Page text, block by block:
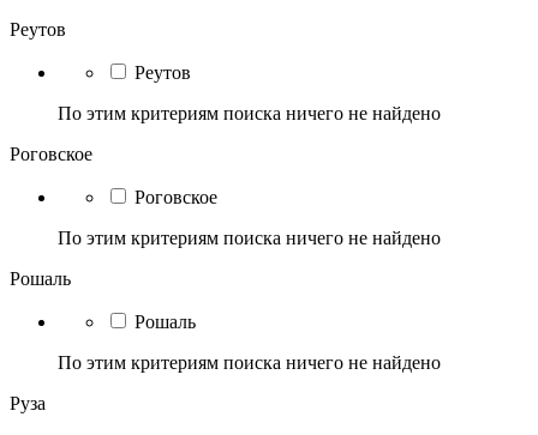
Реутов
Реутов
По этим критериям поиска ничего не найдено
Роговское
Роговское
По этим критериям поиска ничего не найдено
Рошаль
Рошаль
По этим критериям поиска ничего не найдено
Руза